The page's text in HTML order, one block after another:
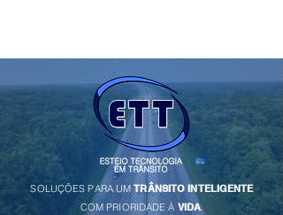
SOLUÇÕES PARA UMTRÂNSITO INTELIGENTE
COM PRIORIDADE À VIDA.